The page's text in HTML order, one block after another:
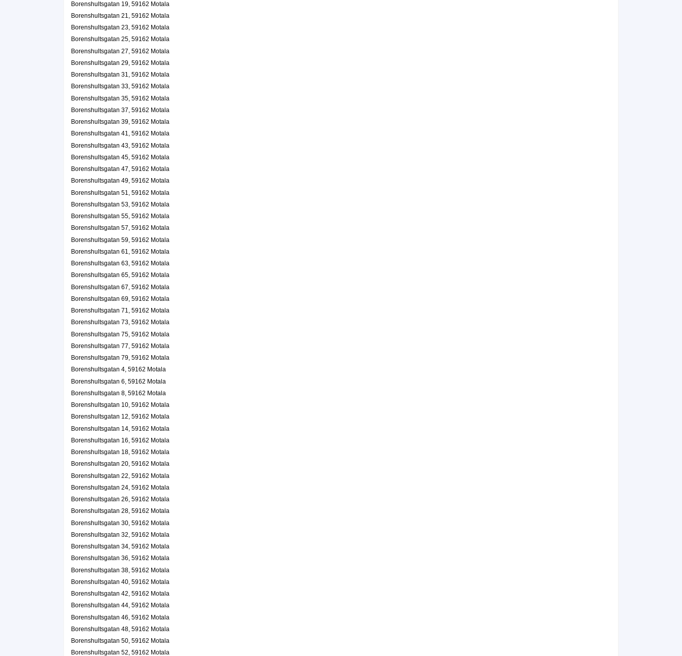
Borenshultsgatan 19, 59162 Motala
Borenshultsgatan 21, 59162 Motala
Borenshultsgatan 23, 59162 Motala
Borenshultsgatan 25, 59162 Motala
Borenshultsgatan 27, 59162 Motala
Borenshultsgatan 29, 59162 Motala
Borenshultsgatan 31, 59162 Motala
Borenshultsgatan 33, 59162 Motala
Borenshultsgatan 35, 59162 Motala
Borenshultsgatan 37, 59162 Motala
Borenshultsgatan 39, 59162 Motala
Borenshultsgatan 41, 59162 Motala
Borenshultsgatan 43, 59162 Motala
Borenshultsgatan 45, 59162 Motala
Borenshultsgatan 47, 59162 Motala
Borenshultsgatan 49, 59162 Motala
Borenshultsgatan 51, 59162 Motala
Borenshultsgatan 53, 59162 Motala
Borenshultsgatan 55, 59162 Motala
Borenshultsgatan 57, 59162 Motala
Borenshultsgatan 59, 59162 Motala
Borenshultsgatan 61, 59162 Motala
Borenshultsgatan 63, 59162 Motala
Borenshultsgatan 65, 59162 Motala
Borenshultsgatan 67, 59162 Motala
Borenshultsgatan 69, 59162 Motala
Borenshultsgatan 71, 59162 Motala
Borenshultsgatan 73, 59162 Motala
Borenshultsgatan 75, 59162 Motala
Borenshultsgatan 77, 59162 Motala
Borenshultsgatan 79, 59162 Motala
Borenshultsgatan 4, 59162 Motala
Borenshultsgatan 6, 59162 Motala
Borenshultsgatan 8, 59162 Motala
Borenshultsgatan 10, 59162 Motala
Borenshultsgatan 12, 59162 Motala
Borenshultsgatan 14, 59162 Motala
Borenshultsgatan 16, 59162 Motala
Borenshultsgatan 18, 59162 Motala
Borenshultsgatan 20, 59162 Motala
Borenshultsgatan 22, 59162 Motala
Borenshultsgatan 24, 59162 Motala
Borenshultsgatan 26, 59162 Motala
Borenshultsgatan 28, 59162 Motala
Borenshultsgatan 30, 59162 Motala
Borenshultsgatan 32, 59162 Motala
Borenshultsgatan 34, 59162 Motala
Borenshultsgatan 36, 59162 Motala
Borenshultsgatan 38, 59162 Motala
Borenshultsgatan 40, 59162 Motala
Borenshultsgatan 42, 59162 Motala
Borenshultsgatan 44, 59162 Motala
Borenshultsgatan 46, 59162 Motala
Borenshultsgatan 48, 59162 Motala
Borenshultsgatan 50, 59162 Motala
Borenshultsgatan 52, 59162 Motala